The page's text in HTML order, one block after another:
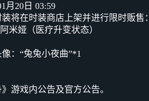
月20日 03:59
将在时装商店上架并进行限时贩售：
米娅（医疗升变状态）
：“兔兔小夜曲”*1
游戏内公告及官方公告。